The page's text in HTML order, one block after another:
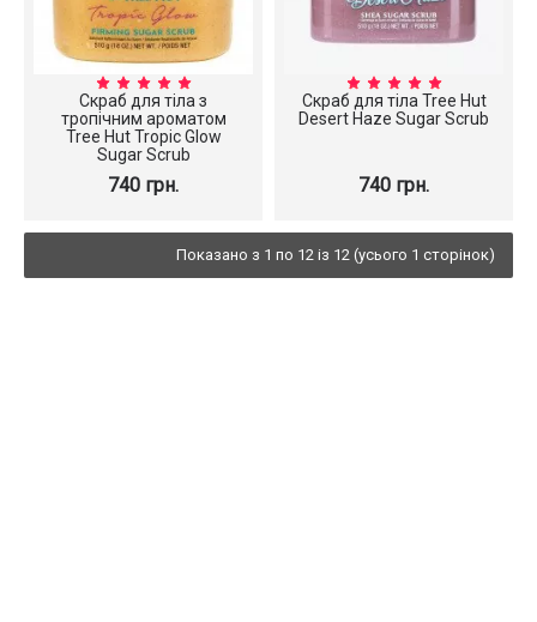
Скраб для тіла з
тропічним ароматом
Tree Hut Tropic Glow
Sugar Scrub
740 грн.
Скраб для тіла Tree Hut
Desert Haze Sugar Scrub
740 грн.
Показано з 1 по 12 із 12 (усього 1 сторінок)